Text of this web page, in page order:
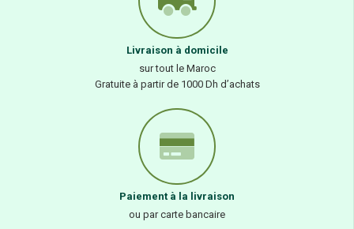
Livraison à domicile
sur tout le Maroc
Gratuite à partir de 1000 Dh d’achats
Paiement à la livraison
ou par carte bancaire